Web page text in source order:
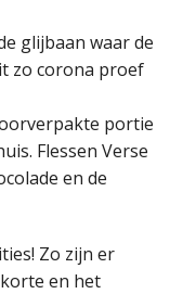
glijbaan waar de
zo corona proef
portie
Flessen Verse
en de
Zo zijn er
en het